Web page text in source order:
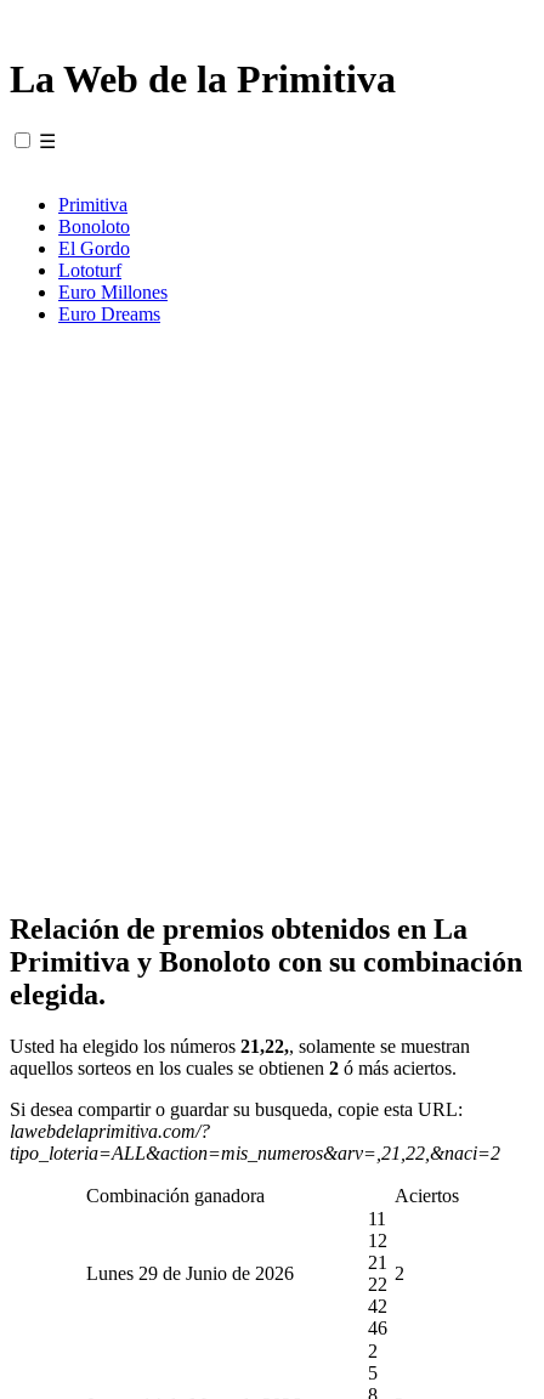
La Web de la Primitiva
☰
Primitiva
Bonoloto
El Gordo
Lototurf
Euro Millones
Euro Dreams
Relación de premios obtenidos en La
Primitiva y Bonoloto con su combinación
elegida.
Usted ha elegido los números 21,22,, solamente se muestran
aquellos sorteos en los cuales se obtienen 2 ó más aciertos.
Si desea compartir o guardar su busqueda, copie esta URL:
lawebdelaprimitiva.com/?
tipo_loteria=ALL&action=mis_numeros&arv=,21,22,&naci=2
Combinación ganadora Aciertos
Lunes 29 de Junio de 2026
11
12
21
22
42
46
2
2
5
8